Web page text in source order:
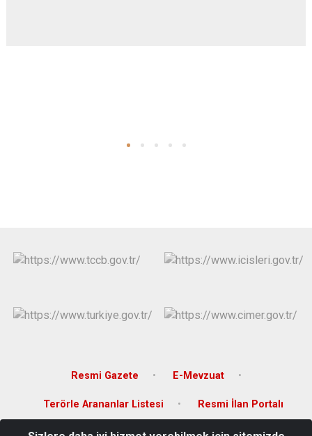
Resmi Gazete E-Mevzuat
Terörle Arananlar Listesi Resmi İlan Portalı